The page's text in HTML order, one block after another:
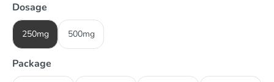
Dosage
250mg 500mg
Package